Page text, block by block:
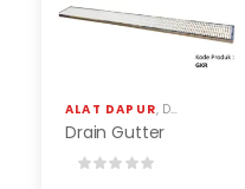
ALAT DAPUR, DRAIN GUTTER (GRATING STAINLESS)
Drain Gutter